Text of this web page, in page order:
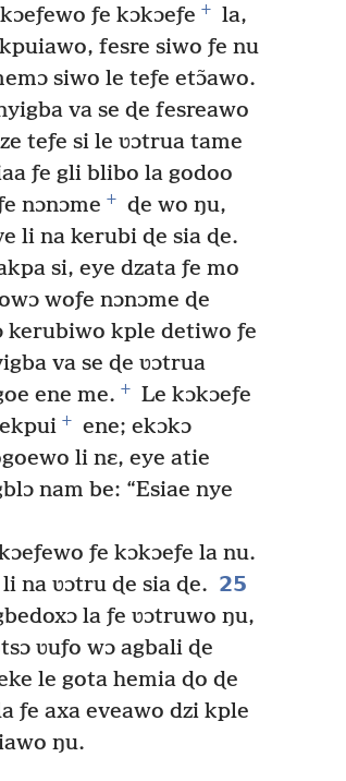
ƒe kɔkɔeƒe +
la,
fesre siwo ƒe nu
siwo le teƒe etɔ̃awo.
va se ɖe fesreawo
teƒe si le ʋɔtrua tame
ƒe gli blibo la godoo
nɔnɔme +
ɖe wo ŋu,
li na kerubi ɖe sia ɖe.
si, eye dzata ƒe mo
woƒe nɔnɔme ɖe
kerubiwo kple detiwo ƒe
va se ɖe ʋɔtrua
ene me. +
Le kɔkɔeƒe
+
ene; ekɔkɔ
li nɛ, eye atie
nam be: “Esiae nye
ƒe kɔkɔeƒe la nu.
na ʋɔtru ɖe sia ɖe. 25
la ƒe ʋɔtruwo ŋu,
ʋuƒo wɔ agbali ɖe
le gota hemia ɖo ɖe
ƒe axa eveawo dzi kple
ŋu.